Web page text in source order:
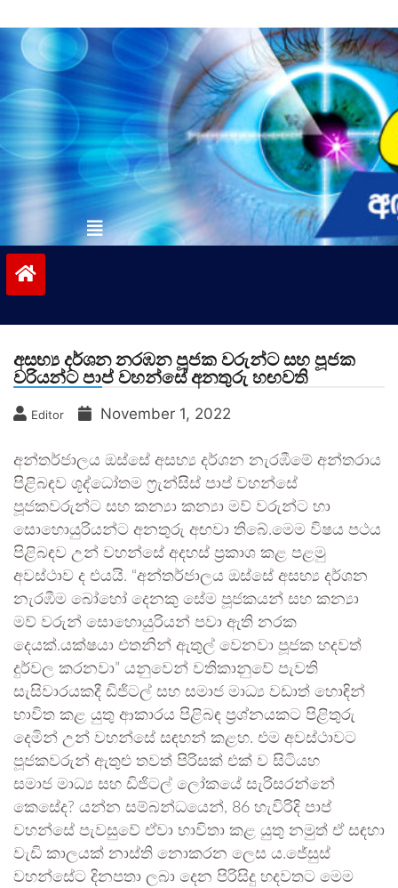
to
contentvinivida.lk
අසභ්‍ය දර්ශන නරඹන පූජක වරුන්ට සහ පූජක
වරියන්ට පාප් වහන්සේ අනතුරු හඟවති
Editor November 1, 2022
අන්තර්ජාලය ඔස්සේ අසභ්‍ය දර්ශන නැරඹීමේ අන්තරාය
පිළිබඳව ශූද්ධෝතම ෆ්‍රැන්සිස් පාප් වහන්සේ
පූජකවරුන්ට සහ කන්‍යා කන්‍යා මව් වරුන්ට හා
සොහොයුරියන්ට අනතුරු අඟවා තිබේ.මෙම විෂය පථය
පිළිබඳව උන් වහන්සේ අදහස් ප්‍රකාශ කළ පළමු
අවස්ථාව ද එයයි. “අන්තර්ජාලය ඔස්සේ අසභ්‍ය දර්ශන
නැරඹීම බෝහෝ දෙනකු සේම පූජකයන් සහ කන්‍යා
මව් වරුන් සොහොයුරියන් පවා ඇති නරක
දෙයක්.යක්ෂයා එතනින් ඇතුල් වෙනවා පූජක හදවත්
දුර්වල කරනවා” යනුවෙන් වතිකානුවේ පැවති
සැසිවාරයකදී ඩිජිටල් සහ සමාජ මාධ්‍ය වඩාත් හොඳින්
භාවිත කළ යුතු ආකාරය පිළිබඳ ප්‍රශ්නයකට පිළිතුරු
දෙමින් උන් වහන්සේ සඳහන් කළහ. එම අවස්ථාවට
පූජකවරුන් ඇතුළු තවත් පිරිසක් එක් ව සිටියහ
සමාජ මාධ්‍ය සහ ඩිජිටල් ලෝකයේ සැරිසරන්නේ
කෙසේද? යන්න සම්බන්ධයෙන්, 86 හැවිරිදි පාප්
වහන්සේ පැවසුවේ ඒවා භාවිතා කළ යුතු නමුත් ඒ සඳහා
වැඩි කාලයක් නාස්ති නොකරන ලෙස ය.ජේසුස්
වහන්සේට දිනපතා ලබා දෙන පිරිසිදු හදවතට මෙම